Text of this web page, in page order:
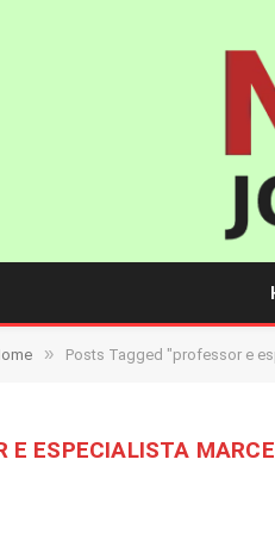
» Posts Tagged "professor e
E ESPECIALISTA